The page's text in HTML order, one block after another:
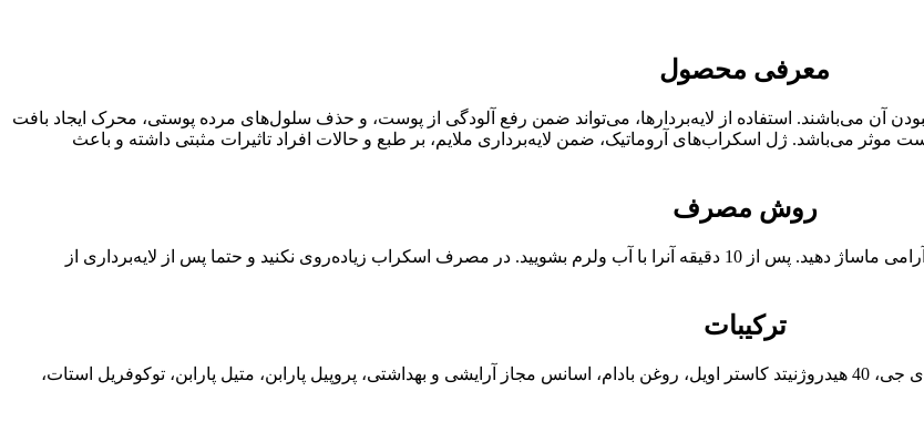
معرفی محصول
آن می‌باشند. استفاده از لایه‌بردارها، می‌تواند ضمن رفع آلودگی از پوست، و حذف سلول‌های مرده پوستی، محرک ایجاد بافت
می‌باشد. ژل اسکراب‌های آروماتیک، ضمن لایه‌برداری ملایم، بر طبع و حالات افراد تاثیرات مثبتی داشته و باعث
روش مصرف
مقدار مناسبی از ژل اسکراب بدن آروماتیک را روی پوست مرطوب و نمدار به آرامی ماساژ دهید. پس از 10 دقیقه آنرا با آب ولرم بشویید. در مصرف اسکراب زیاده‌روی نکنید و حتما پس از لایه‌برداری از
ترکیبات
پی ای جی-7 گلیسیریل کوکوآت، وازلین با گرید بهداشتی، سوکروز، سیلیکا، پی ای جی، 40 هیدروژنیتد کاستر اویل، روغن بادام، اسانس مجاز آرایشی و بهداشتی، پروپیل پارابن، متیل پارابن، توکوفریل استات،